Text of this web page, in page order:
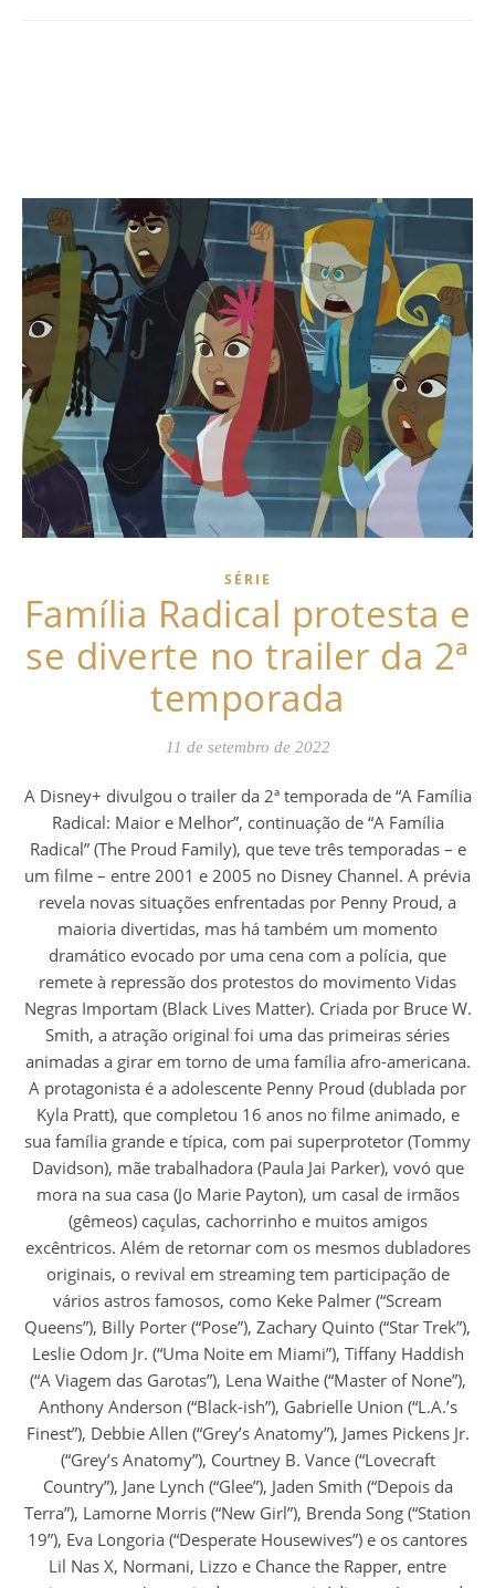
SÉRIE
Família Radical protesta e
se diverte no trailer da 2ª
temporada
11 de setembro de 2022
A Disney+ divulgou o trailer da 2ª temporada de “A Família
Radical: Maior e Melhor”, continuação de “A Família
Radical” (The Proud Family), que teve três temporadas – e
um filme – entre 2001 e 2005 no Disney Channel. A prévia
revela novas situações enfrentadas por Penny Proud, a
maioria divertidas, mas há também um momento
dramático evocado por uma cena com a polícia, que
remete à repressão dos protestos do movimento Vidas
Negras Importam (Black Lives Matter). Criada por Bruce W.
Smith, a atração original foi uma das primeiras séries
animadas a girar em torno de uma família afro-americana.
A protagonista é a adolescente Penny Proud (dublada por
Kyla Pratt), que completou 16 anos no filme animado, e
sua família grande e típica, com pai superprotetor (Tommy
Davidson), mãe trabalhadora (Paula Jai Parker), vovó que
mora na sua casa (Jo Marie Payton), um casal de irmãos
(gêmeos) caçulas, cachorrinho e muitos amigos
excêntricos. Além de retornar com os mesmos dubladores
originais, o revival em streaming tem participação de
vários astros famosos, como Keke Palmer (“Scream
Queens”), Billy Porter (“Pose”), Zachary Quinto (“Star Trek”),
Leslie Odom Jr. (“Uma Noite em Miami”), Tiffany Haddish
(“A Viagem das Garotas”), Lena Waithe (“Master of None”),
Anthony Anderson (“Black-ish”), Gabrielle Union (“L.A.’s
Finest”), Debbie Allen (“Grey’s Anatomy”), James Pickens Jr.
(“Grey’s Anatomy”), Courtney B. Vance (“Lovecraft
Country”), Jane Lynch (“Glee”), Jaden Smith (“Depois da
Terra”), Lamorne Morris (“New Girl”), Brenda Song (“Station
19”), Eva Longoria (“Desperate Housewives”) e os cantores
Lil Nas X, Normani, Lizzo e Chance the Rapper, entre